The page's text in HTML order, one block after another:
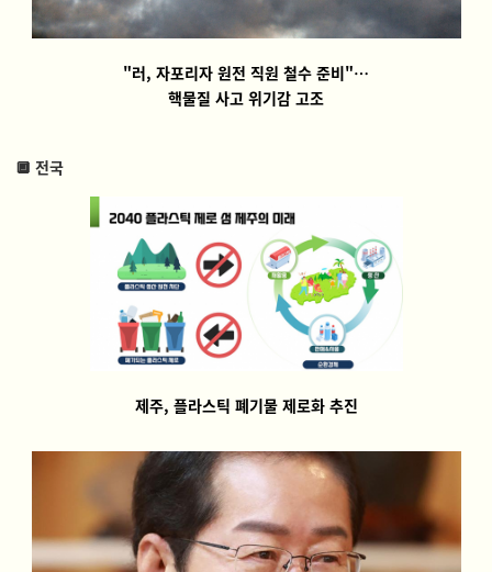
"러, 자포리자 원전 직원 철수 준비"…
핵물질 사고 위기감 고조
🔲 전국
제주, 플라스틱 폐기물 제로화 추진